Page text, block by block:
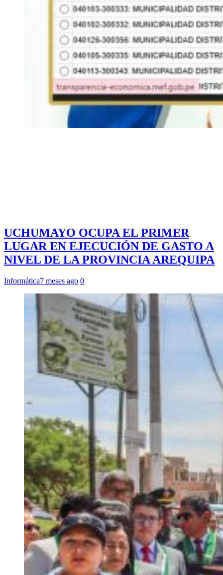
UCHUMAYO OCUPA EL PRIMER
LUGAR EN EJECUCIÓN DE GASTO A
NIVEL DE LA PROVINCIA AREQUIPA
Informática7 meses ago 0